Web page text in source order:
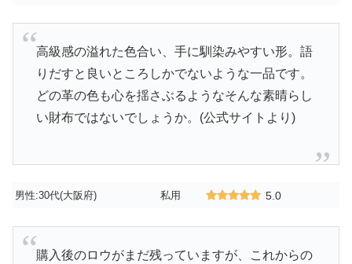
高級感の溢れた色合い、手に馴染みやすい形。語
りだすと良いところしかでないような一品です。
どの革の色も心を揺さぶるようなそんな素晴らし
い財布ではないでしょうか。(公式サイトより)
男性:30代(大阪府) 私用 5.0
購入後のロウがまだ残っていますが、これからの